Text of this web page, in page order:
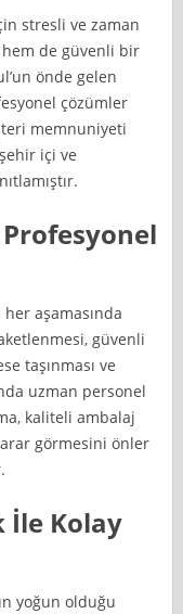
stresli ve zaman
hem de güvenli bir
önde gelen
çözümler
memnuniyeti
içi ve
aşamasında
güvenli
taşınması ve
uzman personel
kaliteli ambalaj
görmesini önler
İle Kolay
yoğun olduğu